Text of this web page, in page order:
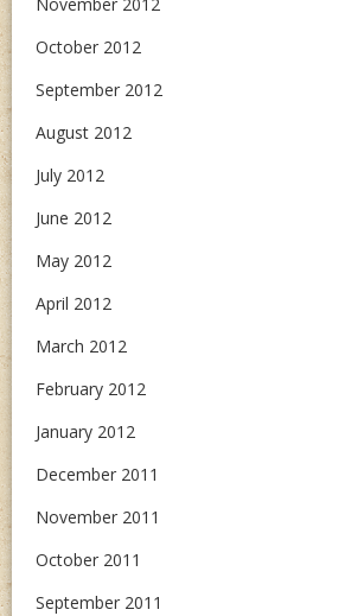
October 2012
September 2012
August 2012
July 2012
June 2012
May 2012
April 2012
March 2012
February 2012
January 2012
December 2011
November 2011
October 2011
September 2011